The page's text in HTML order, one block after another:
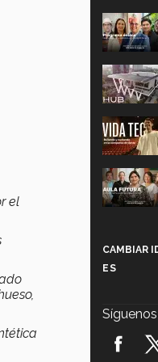
el
CAMBIAR
ES
Síguenos